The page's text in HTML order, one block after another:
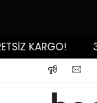
KARGO!